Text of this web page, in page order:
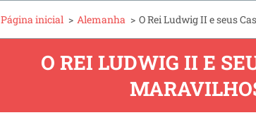
Página inicial > Alemanha > O Rei Ludwig II e seus
O REI LUDWIG II E